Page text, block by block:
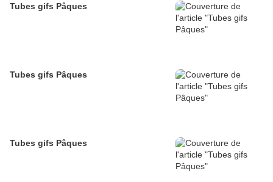
Tubes gifs Pâques
Tubes gifs Pâques
Tubes gifs Pâques